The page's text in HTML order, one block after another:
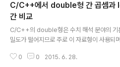
um; public static long le, ls; public
ic doub..
C/C++에서 double형 간 곱셈과
간 비교
C/C++의 double형은 수치 해석 분야의 기
밀도가 떨어지므로 주로 이 자료형이 사용되
바이트 정수형 자료형인데 단순 곱셈의 경우
0 0 2015. 6. 28.